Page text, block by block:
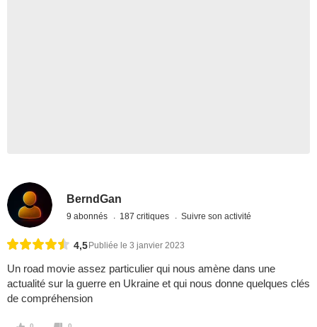
BerndGan
9 abonnés 187 critiques Suivre son activité
4,5 Publiée le 3 janvier 2023
Un road movie assez particulier qui nous amène dans une
actualité sur la guerre en Ukraine et qui nous donne quelques clés
de compréhension